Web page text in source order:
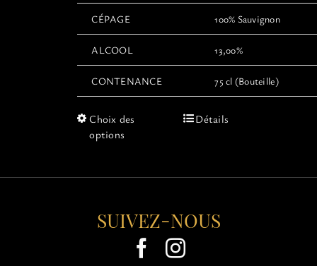
CÉPAGE 100% Sauvignon
ALCOOL 13,00%
CONTENANCE 75 cl (Bouteille)
Choix des
options
Ce
variations.
options
peuvent
être
choisies
Détails
SUIVEZ-NOUS